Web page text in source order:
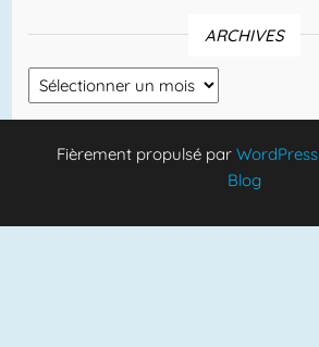
ARCHIVES
Archives
Fièrement propulsé par WordPress
Blog